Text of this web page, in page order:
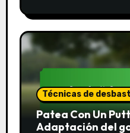
Técnicas de
Patea Con Un
Adaptación del